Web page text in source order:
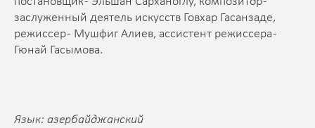
заслуженный деятель искусств Говхар Гасанзаде,
режиссер - Мушфиг Алиев, ассистент режиссера -
Гюнай Гасымова.
Язык: азербайджанский